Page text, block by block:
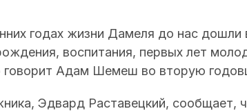
годах жизни Дамеля до нас дошли
воспитания, первых лет
говорит Адам Шемеш во вторую
Эдвард Раставецкий, сообщает,